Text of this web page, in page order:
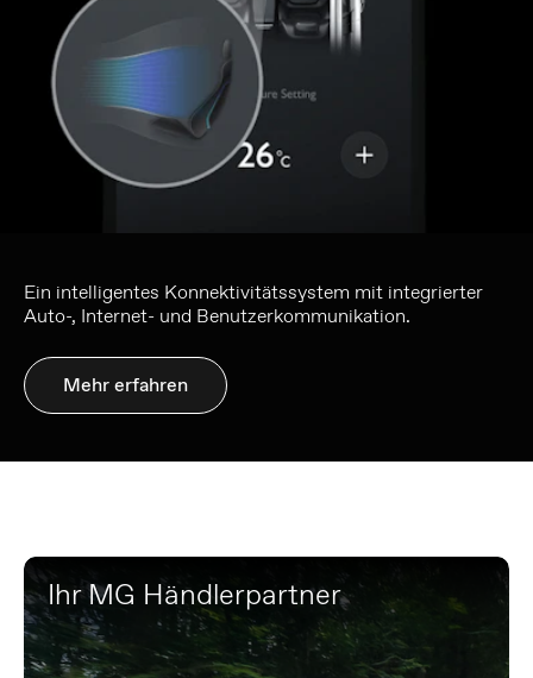
Ein intelligentes Konnektivitätssystem mit integrierter
Auto-, Internet- und Benutzerkommunikation.
Mehr erfahren
Ihr MG Händlerpartner